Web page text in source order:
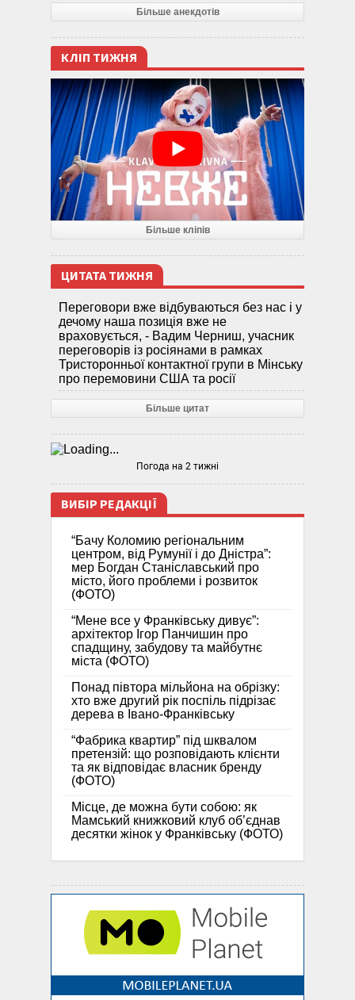
Більше анекдотів
КЛІП ТИЖНЯ
Більше кліпів
ЦИТАТА ТИЖНЯ
Переговори вже відбуваються без нас і у
дечому наша позиція вже не
враховується, - Вадим Черниш, учасник
переговорів із росіянами в рамках
Тристоронньої контактної групи в Мінську
про перемовини США та росії
Більше цитат
Погода на 2 тижні
ВИБІР РЕДАКЦІЇ
“Бачу Коломию регіональним
центром, від Румунії і до Дністра”:
мер Богдан Станіславський про
місто, його проблеми і розвиток
(ФОТО)
“Мене все у Франківську дивує”:
архітектор Ігор Панчишин про
спадщину, забудову та майбутнє
міста (ФОТО)
Понад півтора мільйона на обрізку:
хто вже другий рік поспіль підрізає
дерева в Івано-Франківську
“Фабрика квартир” під шквалом
претензій: що розповідають клієнти
та як відповідає власник бренду
(ФОТО)
Місце, де можна бути собою: як
Мамський книжковий клуб об’єднав
десятки жінок у Франківську (ФОТО)